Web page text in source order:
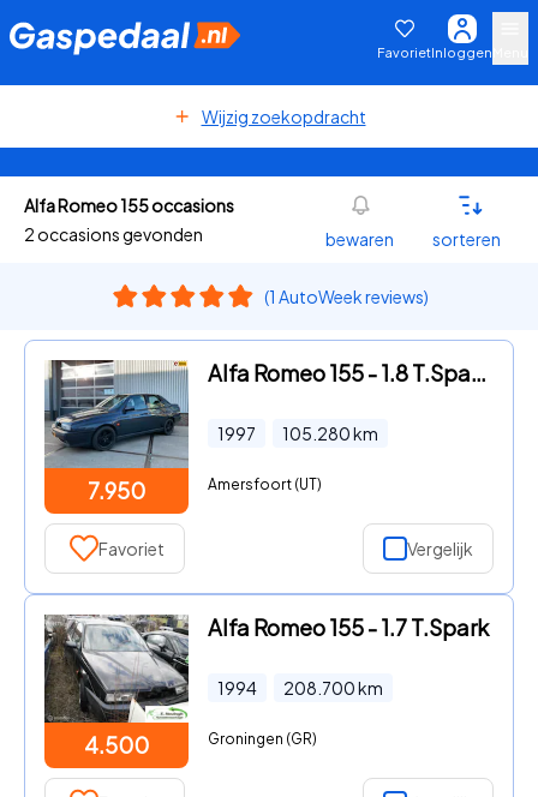
FavorietInloggen
Wijzig zoekopdracht
Alfa Romeo 155 occasions
2 occasions gevonden
bewaren sorteren
(1 AutoWeek reviews)
7.950
Alfa Romeo 155 - 1.8 T.Spark Graduate
1997 105.280km
Amersfoort (UT)
Favoriet Vergelijk
4.500
Alfa Romeo 155 - 1.7 T.Spark
1994 208.700km
Groningen (GR)